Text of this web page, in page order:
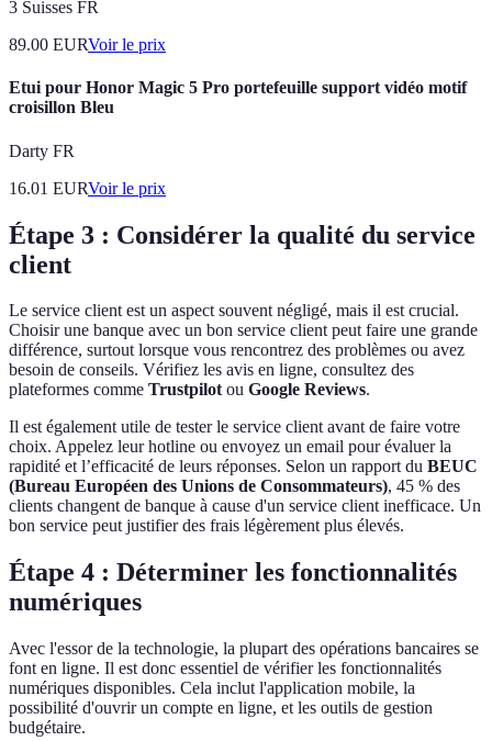
3 Suisses FR
89.00 EURVoir le prix
Etui pour Honor Magic 5 Pro portefeuille support vidéo motif
croisillon Bleu
Darty FR
16.01 EURVoir le prix
Étape 3 : Considérer la qualité du service
client
Le service client est un aspect souvent négligé, mais il est crucial.
Choisir une banque avec un bon service client peut faire une grande
différence, surtout lorsque vous rencontrez des problèmes ou avez
besoin de conseils. Vérifiez les avis en ligne, consultez des
plateformes comme Trustpilotou Google Reviews.
Il est également utile de tester le service client avant de faire votre
choix. Appelez leur hotline ou envoyez un email pour évaluer la
rapidité et l’efficacité de leurs réponses. Selon un rapport du BEUC
(Bureau Européen des Unions de Consommateurs), 45 % des
clients changent de banque à cause d'un service client inefficace. Un
bon service peut justifier des frais légèrement plus élevés.
Étape 4 : Déterminer les fonctionnalités
numériques
Avec l'essor de la technologie, la plupart des opérations bancaires se
font en ligne. Il est donc essentiel de vérifier les fonctionnalités
numériques disponibles. Cela inclut l'application mobile, la
possibilité d'ouvrir un compte en ligne, et les outils de gestion
budgétaire.